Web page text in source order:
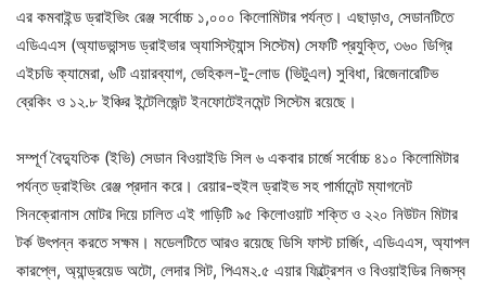
এর কমবাইন্ড ড্রাইভিং রেঞ্জ সর্বোচ্চ ১,০০০ কিলোমিটার পর্যন্ত। এছাড়াও, সেডানটিতে
এডিএএস (অ্যাডভান্সড ড্রাইভার অ্যাসিস্ট্যান্স সিস্টেম) সেফটি প্রযুক্তি, ৩৬০ ডিগ্রি
এইচডি ক্যামেরা, ৬টি এয়ারব্যাগ, ভেহিকল-টু-লোড (ভিটুএল) সুবিধা, রিজেনারেটিভ
ব্রেকিং ও ১২.৮ ইঞ্চির ইন্টেলিজেন্ট ইনফোটেইনমেন্ট সিস্টেম রয়েছে।
সম্পূর্ণ বৈদ্যুতিক (ইভি) সেডান বিওয়াইডি সিল ৬ একবার চার্জে সর্বোচ্চ ৪১০ কিলোমিটার
পর্যন্ত ড্রাইভিং রেঞ্জ প্রদান করে। রেয়ার-হুইল ড্রাইভ সহ পার্মানেন্ট ম্যাগনেট
সিনক্রোনাস মোটর দিয়ে চালিত এই গাড়িটি ৯৫ কিলোওয়াট শক্তি ও ২২০ নিউটন মিটার
টর্ক উৎপন্ন করতে সক্ষম। মডেলটিতে আরও রয়েছে ডিসি ফাস্ট চার্জিং, এডিএএস, অ্যাপল
কারপ্লে, অ্যান্ড্রয়েড অটো, লেদার সিট, পিএম২.৫ এয়ার ফিল্ট্রেশন ও বিওয়াইডির নিজস্ব